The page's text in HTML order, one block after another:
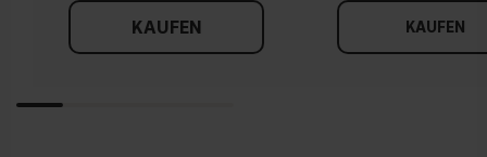
KAUFEN KAUFEN